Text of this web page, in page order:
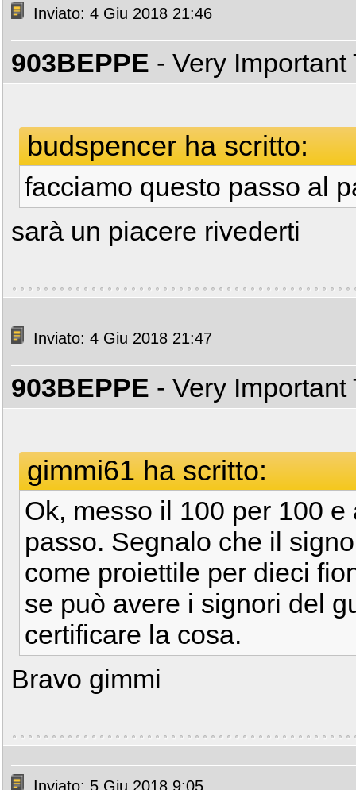
Inviato: 4 Giu 2018 21:46
903BEPPE - Very
budspencer ha scritto:
facciamo questo passo al
sarà un piacere rivederti
Inviato: 4 Giu 2018 21:47
903BEPPE - Very
gimmi61 ha scritto:
Ok, messo il 100 per 100
passo. Segnalo che il
come proiettile per dieci
se può avere i signori del
certificare la cosa.
Bravo gimmi
Inviato: 5 Giu 2018 9:05